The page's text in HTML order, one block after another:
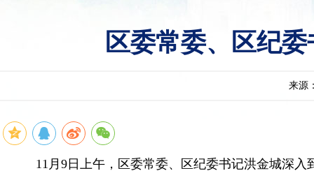
区委常委、区纪
来源
11月9日上午，区委常委、区纪委书记洪金城深